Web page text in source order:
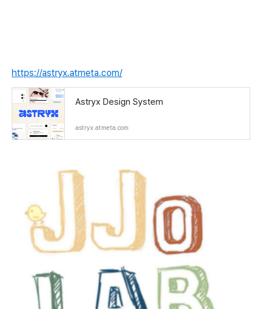
https://astryx.atmeta.com/
Astryx Design System
astryx.atmeta.com